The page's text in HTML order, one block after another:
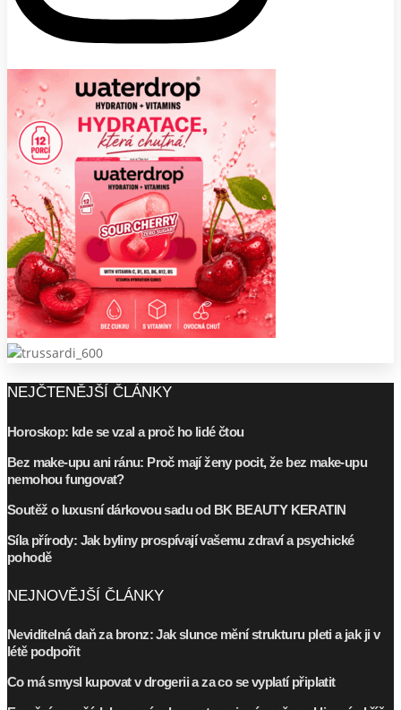
NEJČTENĚJŠÍ ČLÁNKY
Horoskop: kde se vzal a proč ho lidé čtou
Bez make-upu ani ránu: Proč mají ženy pocit, že bez make-upu
nemohou fungovat?
Soutěž o luxusní dárkovou sadu od BK BEAUTY KERATIN
Síla přírody: Jak byliny prospívají vašemu zdraví a psychické
pohodě
NEJNOVĚJŠÍ ČLÁNKY
Neviditelná daň za bronz: Jak slunce mění strukturu pleti a jak ji v
létě podpořit
Co má smysl kupovat v drogerii a za co se vyplatí připlatit